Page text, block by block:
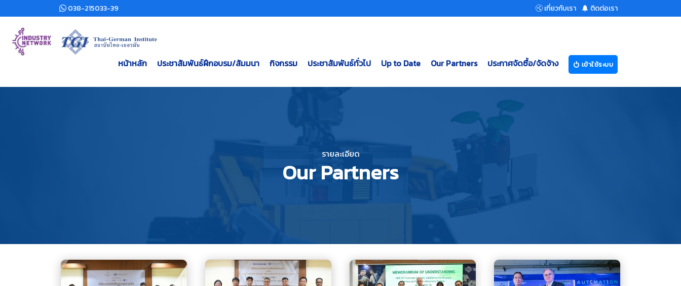
038-215033-39 เกี่ยวกับเรา ติดต่อเรา
หน้าหลัก ประชาสัมพันธ์ฝึกอบรม/สัมมนา กิจกรรม ประชาสัมพันธ์ทั่วไป Up to Date Our Partners ประกาศจัดซื้อ/จัดจ้าง เข้าใช้ระบบ
รายละเอียด
Our Partners